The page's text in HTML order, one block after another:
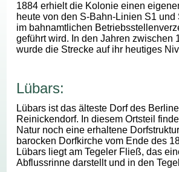
1884 erhielt die Kolonie einen
heute von den S-Bahn-Linien S1 und
im bahnamtlichen
geführt wird. In den Jahren zwischen
wurde die Strecke auf ihr heutiges
Lübars:
Lübars ist das älteste Dorf des
Reinickendorf. In diesem Ortsteil
Natur noch eine erhaltene
barocken Dorfkirche vom Ende des
Lübars liegt am Tegeler Fließ, das
Abflussrinne darstellt und in den